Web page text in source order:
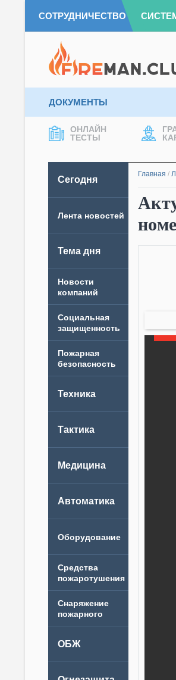
СОТРУДНИЧЕСТВО
ДОКУМЕНТЫ
ОНЛАЙН
ТЕСТЫ
Сегодня
Лента новостей
Тема дня
Новости
компаний
Главная /